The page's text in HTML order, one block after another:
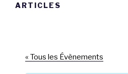
ARTICLES
« Tous les Évènements